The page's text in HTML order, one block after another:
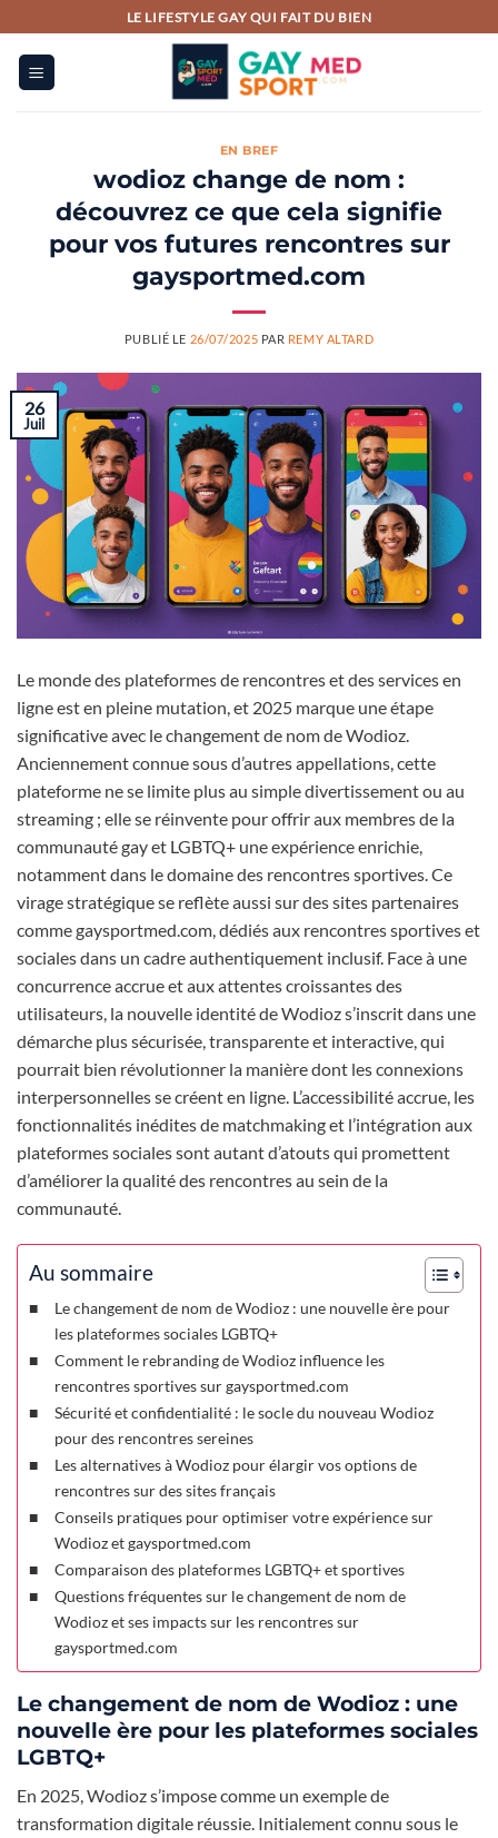
au
contenu
LE LIFESTYLE GAY QUI FAIT DU BIEN
EN BREF
wodioz change de nom :
découvrez ce que cela signifie
pour vos futures rencontres sur
gaysportmed.com
PUBLIÉ LE 26/07/2025 PAR REMY ALTARD
26
Juil
Le monde des plateformes de rencontres et des services en
ligne est en pleine mutation, et 2025 marque une étape
significative avec le changement de nom de Wodioz.
Anciennement connue sous d’autres appellations, cette
plateforme ne se limite plus au simple divertissement ou au
streaming ; elle se réinvente pour offrir aux membres de la
communauté gay et LGBTQ+ une expérience enrichie,
notamment dans le domaine des rencontres sportives. Ce
virage stratégique se reflète aussi sur des sites partenaires
comme gaysportmed.com, dédiés aux rencontres sportives et
sociales dans un cadre authentiquement inclusif. Face à une
concurrence accrue et aux attentes croissantes des
utilisateurs, la nouvelle identité de Wodioz s’inscrit dans une
démarche plus sécurisée, transparente et interactive, qui
pourrait bien révolutionner la manière dont les connexions
interpersonnelles se créent en ligne. L’accessibilité accrue, les
fonctionnalités inédites de matchmaking et l’intégration aux
plateformes sociales sont autant d’atouts qui promettent
d’améliorer la qualité des rencontres au sein de la
communauté.
Au sommaire
Le changement de nom de Wodioz : une nouvelle ère pour
les plateformes sociales LGBTQ+
Comment le rebranding de Wodioz influence les
rencontres sportives sur gaysportmed.com
Sécurité et confidentialité : le socle du nouveau Wodioz
pour des rencontres sereines
Les alternatives à Wodioz pour élargir vos options de
rencontres sur des sites français
Conseils pratiques pour optimiser votre expérience sur
Wodioz et gaysportmed.com
Comparaison des plateformes LGBTQ+ et sportives
Questions fréquentes sur le changement de nom de
Wodioz et ses impacts sur les rencontres sur
gaysportmed.com
Le changement de nom de Wodioz : une
nouvelle ère pour les plateformes sociales
LGBTQ+
En 2025, Wodioz s’impose comme un exemple de
transformation digitale réussie. Initialement connu sous le